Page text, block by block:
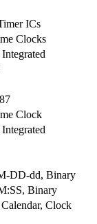
ICs
Clocks
Clock
DD-dd, Binary
Binary
Clock